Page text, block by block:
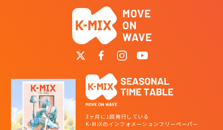
3ヶ月に1回発行している
K-MIXのインフォメーションフリーペーパー